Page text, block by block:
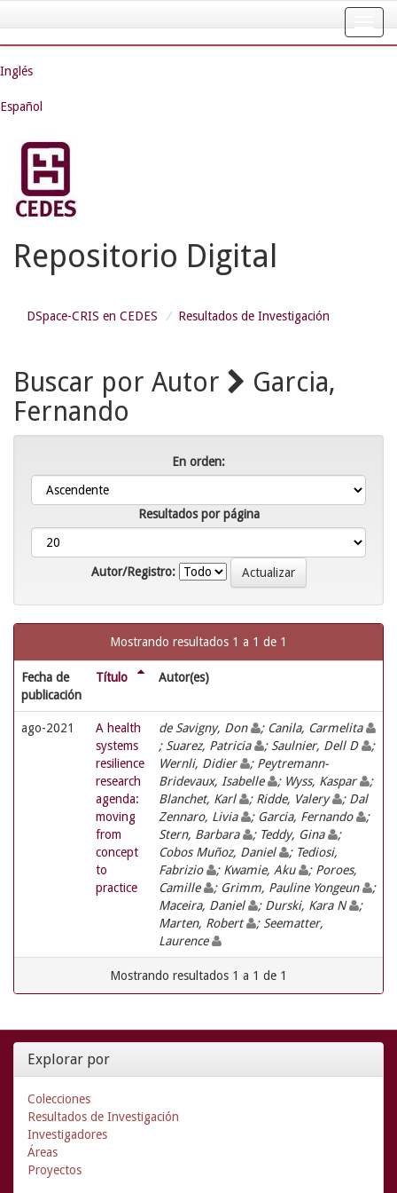
navigation
Inglés
Español
Repositorio Digital
DSpace-CRIS en CEDES Resultados de Investigación
Buscar por Autor
Garcia,
Fernando
En orden:
Resultados por página
Autor/Registro:
Mostrando resultados 1 a 1 de 1
Fecha de
publicación
Título Autor(es)
ago-2021
A health
systems
resilience
research
agenda:
moving
from
concept
to
practice
de Savigny, Don
; Canila, Carmelita
; Suarez, Patricia
; Saulnier, Dell D
;
Wernli, Didier
; Peytremann-
Bridevaux, Isabelle
; Wyss, Kaspar
;
Blanchet, Karl
; Ridde, Valery
; Dal
Zennaro, Livia
; Garcia, Fernando
;
Stern, Barbara
; Teddy, Gina
;
Cobos Muñoz, Daniel
; Tediosi,
Fabrizio
; Kwamie, Aku
; Poroes,
Camille
; Grimm, Pauline Yongeun
;
Maceira, Daniel
; Durski, Kara N
;
Marten, Robert
; Seematter,
Laurence
Mostrando resultados 1 a 1 de 1
Explorar por
Colecciones
Resultados de Investigación
Investigadores
Áreas
Proyectos